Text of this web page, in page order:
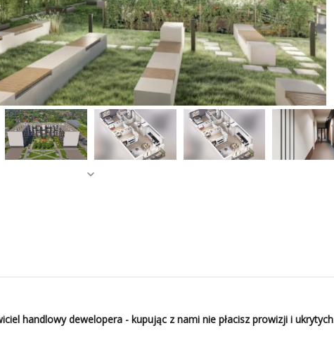
handlowy dewelopera - kupując z nami nie płacisz prowizji i ukrytych